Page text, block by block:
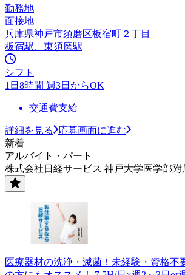
勤務地
面接地
兵庫県神戸市須磨区板宿町２丁目
板宿駅、東須磨駅
シフト
1日8時間 週3日からOK
交通費支給
詳細を見る
応募画面に進む
新着
アルバイト・パート
株式会社日経サービス 神戸大学医学部附
医療器材の洗浄・滅菌！未経験・資格